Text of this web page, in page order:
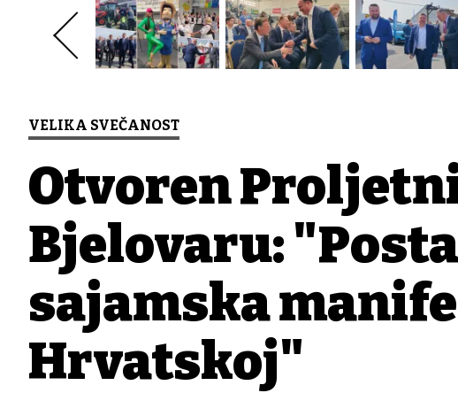
VELIKA SVEČANOST
Otvoren
Bjelovaru:
sajamska
Hrvatskoj"